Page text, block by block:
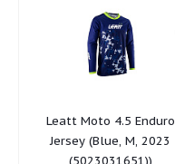
Leatt Moto 4.5 Enduro
Jersey (Blue, M, 2023
(5023031651))